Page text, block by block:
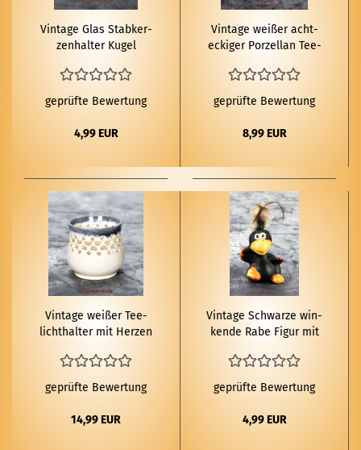
Vin­ta­ge Glas Stab­ker­
zen­hal­ter Kugel
geprüfte Bewertung
4,99 EUR
Vin­ta­ge wei­ßer acht­
ecki­ger Por­zel­lan Tee­
geprüfte Bewertung
8,99 EUR
Vin­ta­ge wei­ßer Tee­
licht­hal­ter mit Her­zen
geprüfte Bewertung
14,99 EUR
Vin­ta­ge Schwar­ze win­
ken­de Rabe Figur mit
geprüfte Bewertung
4,99 EUR